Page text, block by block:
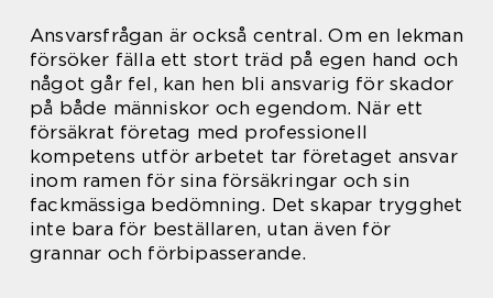
Ansvarsfrågan är också central. Om en lekman
försöker fälla ett stort träd på egen hand och
något går fel, kan hen bli ansvarig för skador
på både människor och egendom. När ett
försäkrat företag med professionell
kompetens utför arbetet tar företaget ansvar
inom ramen för sina försäkringar och sin
fackmässiga bedömning. Det skapar trygghet
inte bara för beställaren, utan även för
grannar och förbipasserande.